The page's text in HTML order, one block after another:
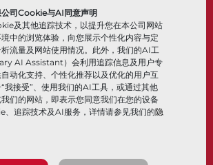
司Cookie与AI同意声明
及其他追踪技术，以提升您在本公司网站
中的浏览体验，向您展示个性化内容与定
流量及网站使用情况。此外，我们的AI工
AI Assistant）会利用追踪信息及用户专
动化支持、个性化推荐以及优化的用户互
我接受”、使用我们的AI工具，或通过其他
们的网站，即表示您同意我们在您的设备
、追踪技术及AI服务，详情请参见我们的隐
文档
知识中心
软件
材料选择
LinkedIn YouTube